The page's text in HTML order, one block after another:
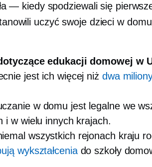
— kiedy spodziewali się
uczyć swoje dzieci w
edukacji domowej w
jest ich więcej niż dwa
w domu jest legalne we
i w wielu innych krajach.
wszystkich rejonach kraju
wykształceniado szkoły